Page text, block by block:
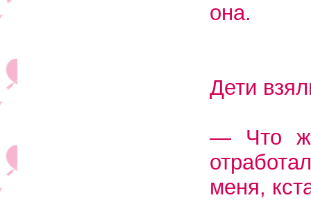
она.
Дети
— Что
меня,